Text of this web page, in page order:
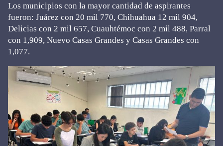
Los municipios con la mayor cantidad de aspirantes
fueron: Juárez con 20 mil 770, Chihuahua 12 mil 904,
Delicias con 2 mil 657, Cuauhtémoc con 2 mil 488, Parral
con 1,909, Nuevo Casas Grandes y Casas Grandes con
1,077.